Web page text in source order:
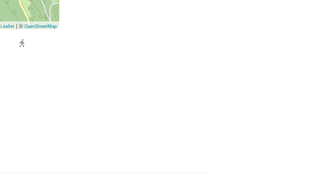
Leaflet | © OpenStreetMap